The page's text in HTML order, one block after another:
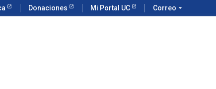
Donaciones Mi Portal UC Correo arrow_drop_down